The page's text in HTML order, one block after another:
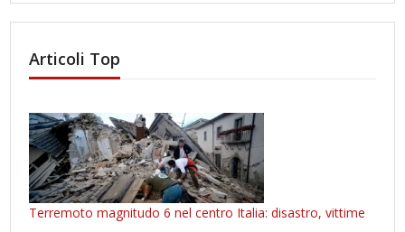
Articoli Top
Terremoto magnitudo 6 nel centro Italia: disastro, vittime